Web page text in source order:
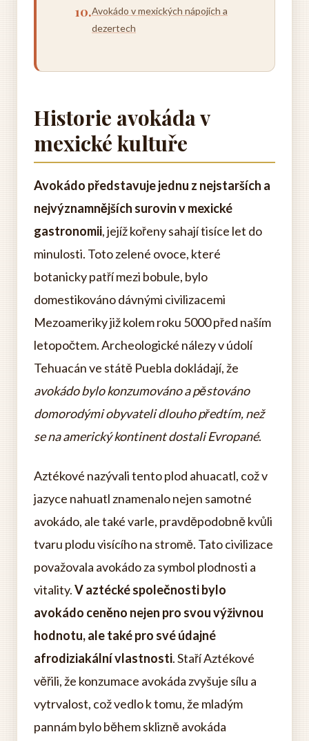
Avokádo v mexických nápojích a
dezertech
Historie avokáda v
mexické kultuře
Avokádo představuje jednu z nejstarších a
nejvýznamnějších surovin v mexické
gastronomii, jejíž kořeny sahají tisíce let do
minulosti. Toto zelené ovoce, které
botanicky patří mezi bobule, bylo
domestikováno dávnými civilizacemi
Mezoameriky již kolem roku 5000 před naším
letopočtem. Archeologické nálezy v údolí
Tehuacán ve státě Puebla dokládají, že
avokádo bylo konzumováno a pěstováno
domorodými obyvateli dlouho předtím, než
se na americký kontinent dostali Evropané.
Aztékové nazývali tento plod ahuacatl, což v
jazyce nahuatl znamenalo nejen samotné
avokádo, ale také varle, pravděpodobně kvůli
tvaru plodu visícího na stromě. Tato civilizace
považovala avokádo za symbol plodnosti a
vitality.V aztécké společnosti bylo
avokádo ceněno nejen pro svou výživnou
hodnotu, ale také pro své údajné
afrodiziakální vlastnosti. Staří Aztékové
věřili, že konzumace avokáda zvyšuje sílu a
vytrvalost, což vedlo k tomu, že mladým
pannám bylo během sklizně avokáda